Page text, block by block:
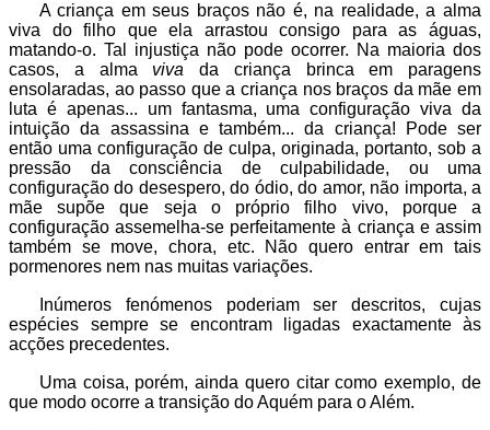
A criança em seus braços não é, na realidade, a alma
viva do filho que ela arrastou consigo para as águas,
matando-o. Tal injustiça não pode ocorrer. Na maioria dos
casos, a alma viva da criança brinca em paragens
ensolaradas, ao passo que a criança nos braços da mãe em
luta é apenas... um fantasma, uma configuração viva da
intuição da assassina e também... da criança! Pode ser
então uma configuração de culpa, originada, portanto, sob a
pressão da consciência de culpabilidade, ou uma
configuração do desespero, do ódio, do amor, não importa, a
mãe supõe que seja o próprio filho vivo, porque a
configuração assemelha-se perfeitamente à criança e assim
também se move, chora, etc. Não quero entrar em tais
pormenores nem nas muitas variações.
Inúmeros fenómenos poderiam ser descritos, cujas
espécies sempre se encontram ligadas exactamente às
acções precedentes.
Uma coisa, porém, ainda quero citar como exemplo, de
que modo ocorre a transição do Aquém para o Além.